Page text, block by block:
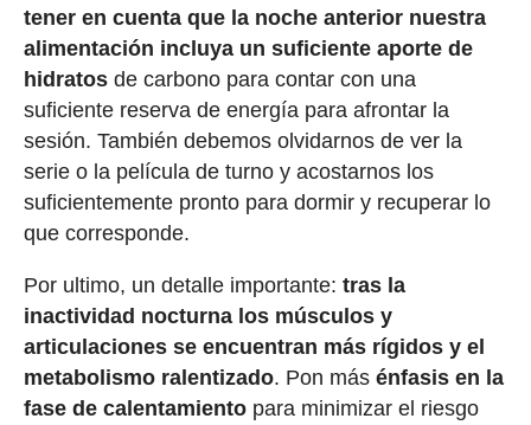
tener en cuenta que la noche anterior nuestra
alimentación incluya un suficiente aporte de
hidratosde carbono para contar con una
suficiente reserva de energía para afrontar la
sesión. También debemos olvidarnos de ver la
serie o la película de turno y acostarnos los
suficientemente pronto para dormir y recuperar lo
que corresponde.
Por ultimo, un detalle importante: tras la
inactividad nocturna los músculos y
articulaciones se encuentran más rígidos y el
metabolismo ralentizado. Pon más énfasis en la
fase de calentamientopara minimizar el riesgo